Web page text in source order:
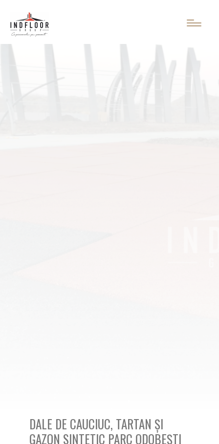
DALE DE CAUCIUC, TARTAN ȘI
GAZON SINTETIC PARC ODOBEȘTI